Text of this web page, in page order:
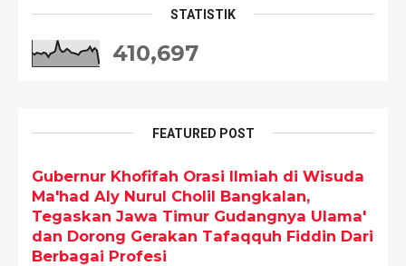
STATISTIK
410,697
FEATURED POST
Gubernur Khofifah Orasi Ilmiah di Wisuda
Ma'had Aly Nurul Cholil Bangkalan,
Tegaskan Jawa Timur Gudangnya Ulama'
dan Dorong Gerakan Tafaqquh Fiddin Dari
Berbagai Profesi